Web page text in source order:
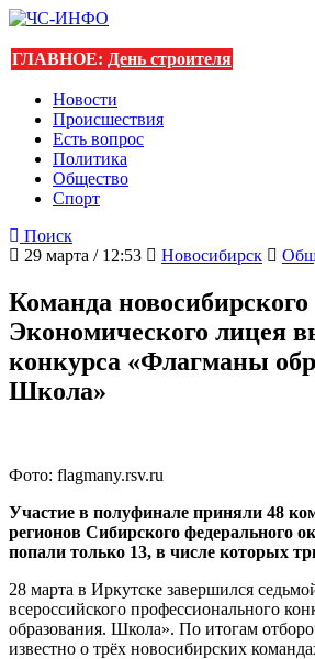
ГЛАВНОЕ: День строителя
Новости
Происшествия
Есть вопрос
Политика
Общество
Спорт
Поиск
29 марта / 12:53
Новосибирск
Команда новосибирского
Экономического лицея
конкурса «Флагманы
Школа»
Фото: flagmany.rsv.ru
Участие в полуфинале приняли 48
регионов Сибирского федерального
попали только 13, в числе которых
28 марта в Иркутске завершился
всероссийского профессионального
образования. Школа». По итогам
известно о трёх новосибирских